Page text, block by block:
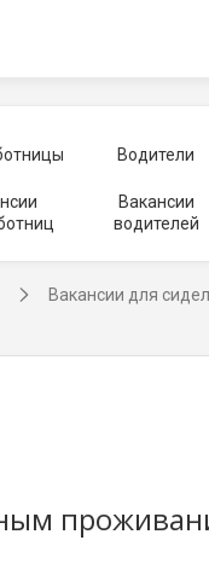
Водители
Вакансии
водителей
Вакансии для